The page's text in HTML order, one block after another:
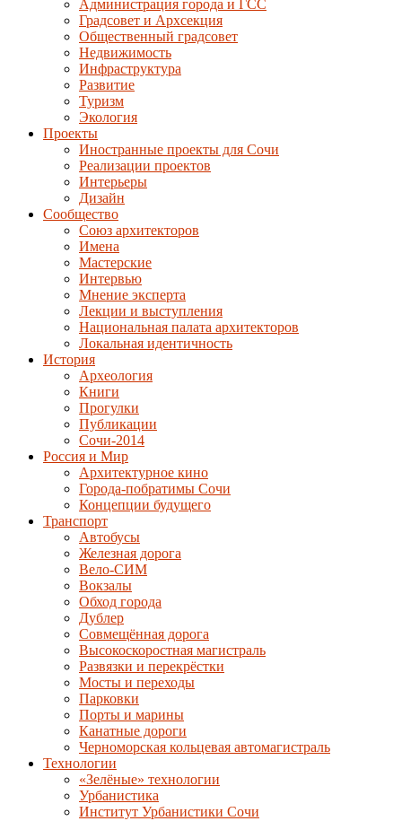
Администрация города и ГСС
Градсовет и Архсекция
Общественный градсовет
Недвижимость
Инфраструктура
Развитие
Туризм
Экология
Проекты
Иностранные проекты для Сочи
Реализации проектов
Интерьеры
Дизайн
Сообщество
Союз архитекторов
Имена
Мастерские
Интервью
Мнение эксперта
Лекции и выступления
Национальная палата архитекторов
Локальная идентичность
История
Археология
Книги
Прогулки
Публикации
Сочи-2014
Россия и Мир
Архитектурное кино
Города-побратимы Сочи
Концепции будущего
Транспорт
Автобусы
Железная дорога
Вело-СИМ
Вокзалы
Обход города
Дублер
Совмещённая дорога
Высокоскоростная магистраль
Развязки и перекрёстки
Мосты и переходы
Парковки
Порты и марины
Канатные дороги
Черноморская кольцевая автомагистраль
Технологии
«Зелёные» технологии
Урбанистика
Институт Урбанистики Сочи